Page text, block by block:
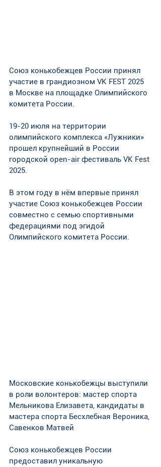
Союз конькобежцев России принял
участие в грандиозном VK FEST 2025
в Москве на площадке Олимпийского
комитета России.
19-20 июля на территории
олимпийского комплекса «Лужники»
прошел крупнейший в России
городской open-air фестиваль VK Fest
2025.
В этом году в нём впервые принял
участие Союз конькобежцев России
совместно с семью спортивными
федерациями под эгидой
Олимпийского комитета России.
Московские конькобежцы выступили
в роли волонтеров: мастер спорта
Мельникова Елизавета, кандидаты в
мастера спорта Бесхлебная Вероника,
Савенков Матвей
Союз конькобежцев России
предоставил уникальную